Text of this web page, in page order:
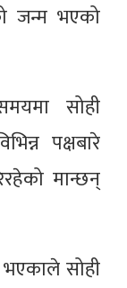
जन्म भएको
सोही
पक्षबारे
मान्छन्
भएकाले सोही